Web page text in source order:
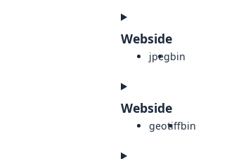
Webside
jpegbin
Webside
geotiffbin